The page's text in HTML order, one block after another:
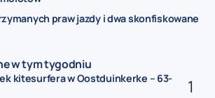
praw jazdy i dwa skonfiskowane
w tym tygodniu
kitesurfera w Oostduinkerke – 63-